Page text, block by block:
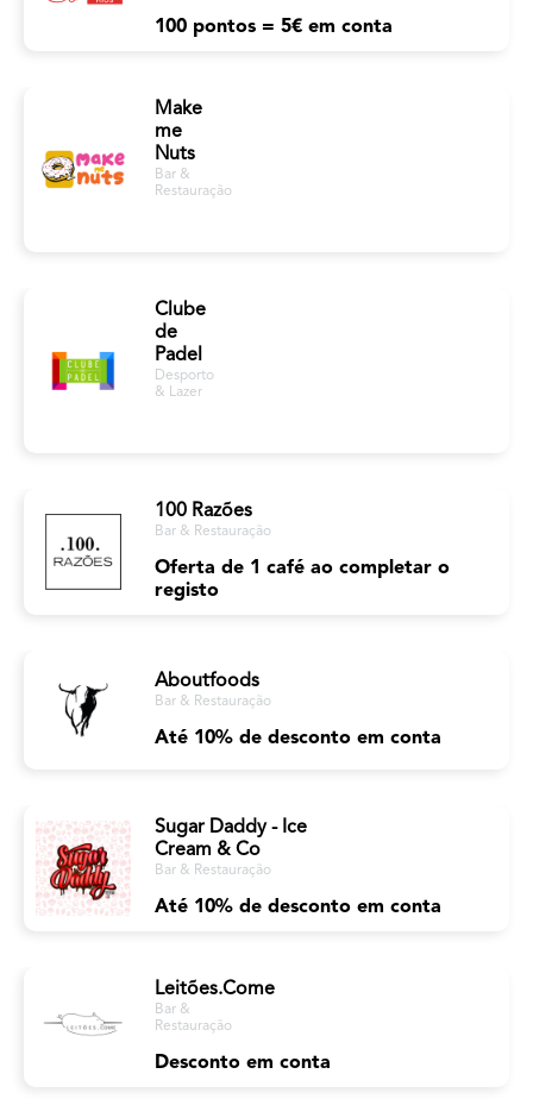
100 pontos = 5€ em conta
Make
me
Nuts
Bar &
Restauração
Clube
de
Padel
Desporto
& Lazer
100 Razões
Bar & Restauração
Oferta de 1 café ao completar o
registo
Aboutfoods
Bar & Restauração
Até 10% de desconto em conta
Sugar Daddy - Ice
Cream & Co
Bar & Restauração
Até 10% de desconto em conta
Leitões.Come
Bar &
Restauração
Desconto em conta